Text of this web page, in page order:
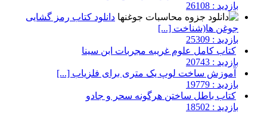
بازدید : 26108
دانلود کتاب رمز گشایی
جوغن ها(شناخت [...]
بازدید : 25309
کتاب کامل علوم غریبه مجربات ابن سینا
بازدید : 20743
آموزش ساخت لوپ یک متری برای فلزیاب [...]
بازدید : 19779
کتاب باطل ساختن هرگونه سحر و جادو
بازدید : 18502